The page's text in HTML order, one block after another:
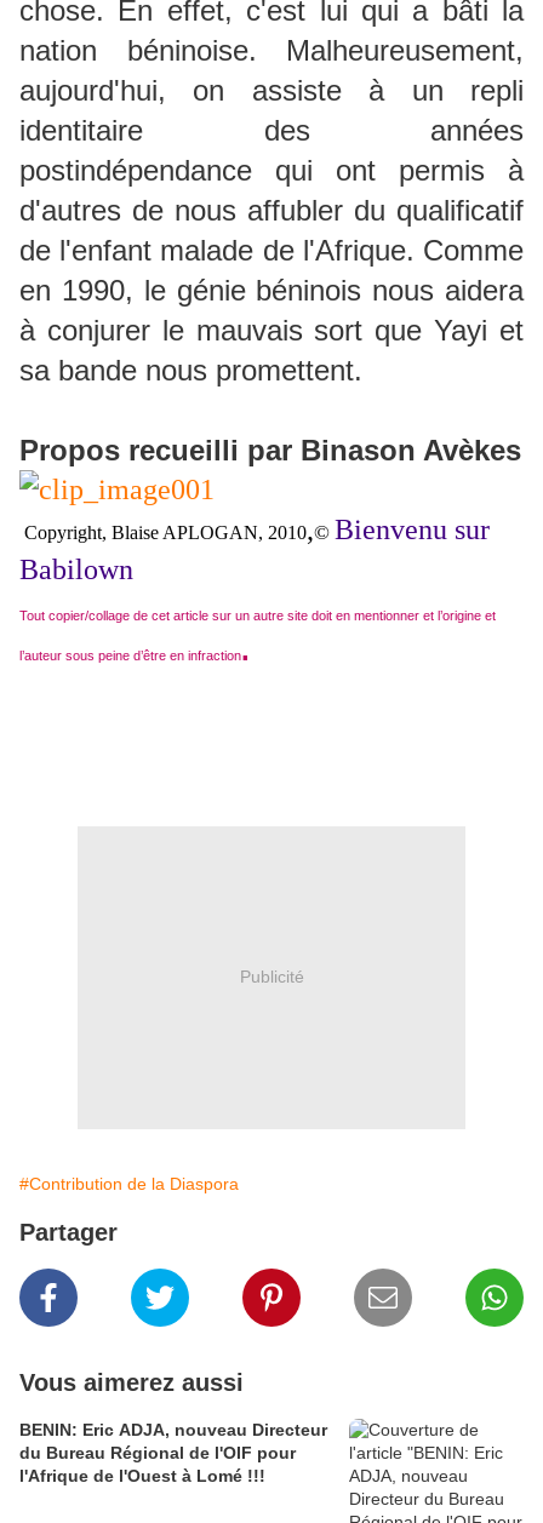
chose. En effet, c'est lui qui a bâti la
nation béninoise. Malheureusement,
aujourd'hui, on assiste à un repli
identitaire des années
postindépendance qui ont permis à
d'autres de nous affubler du qualificatif
de l'enfant malade de l'Afrique. Comme
en 1990, le génie béninois nous aidera
à conjurer le mauvais sort que Yayi et
sa bande nous promettent.
Propos recueilli par Binason Avèkes
Copyright, Blaise APLOGAN, 2010,© Bienvenu sur
Babilown
Tout copier/collage de cet article sur un autre site doit en mentionner et l’origine et
l’auteur sous peine d’être en infraction.
Publicité
#Contribution de la Diaspora
Partager
Vous aimerez aussi
BENIN: Eric ADJA, nouveau Directeur
du Bureau Régional de l'OIF pour
l'Afrique de l'Ouest à Lomé !!!